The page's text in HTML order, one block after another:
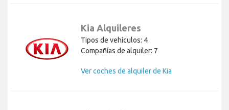
Kia Alquileres
Tipos de vehículos: 4
Compañías de alquiler: 7
Ver coches de alquiler de Kia